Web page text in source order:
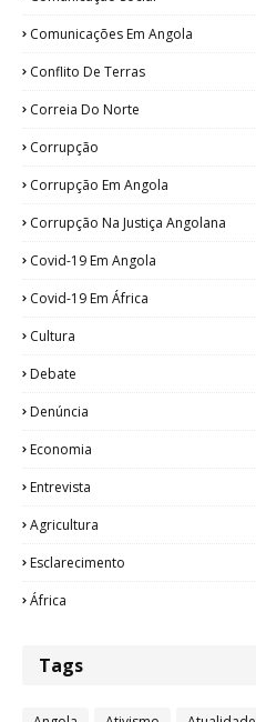
Comunicações Em Angola
Conflito De Terras
Correia Do Norte
Corrupção
Corrupção Em Angola
Corrupção Na Justiça Angolana
Covid-19 Em Angola
Covid-19 Em África
Cultura
Debate
Denúncia
Economia
Entrevista
Agricultura
Esclarecimento
África
Tags